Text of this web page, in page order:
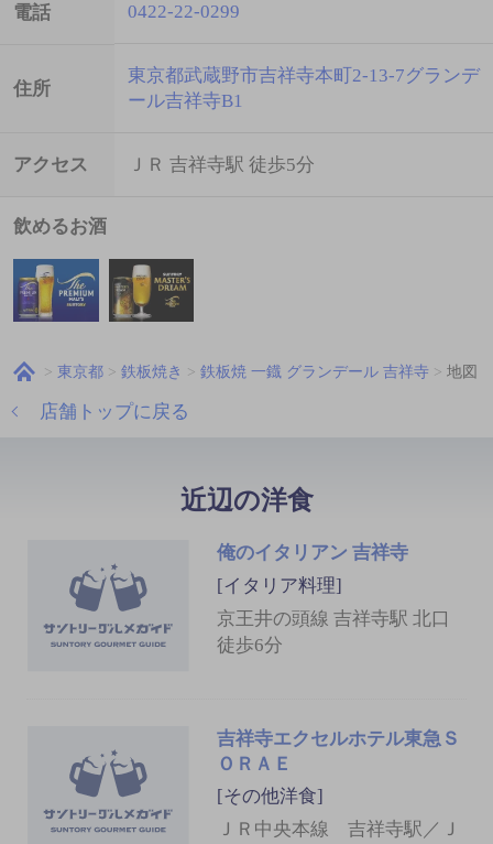
電話 0422-22-0299
住所
東京都武蔵野市吉祥寺本町2-13-7グランデ
ール吉祥寺B1
アクセス ＪＲ 吉祥寺駅 徒歩5分
飲めるお酒
東京都 鉄板焼き 鉄板焼 一鐡 グランデール 吉祥寺 地図
店舗トップに戻る
近辺の洋食
俺のイタリアン 吉祥寺
[イタリア料理]
京王井の頭線 吉祥寺駅 北口
徒歩6分
吉祥寺エクセルホテル東急Ｓ
ＯＲＡＥ
[その他洋食]
ＪＲ中央本線 吉祥寺駅／Ｊ